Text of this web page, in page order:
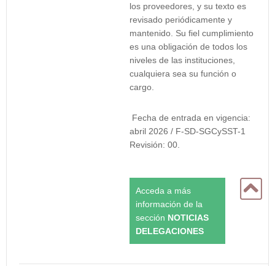
los proveedores, y su texto es
revisado periódicamente y
mantenido. Su fiel cumplimiento
es una obligación de todos los
niveles de las instituciones,
cualquiera sea su función o
cargo.
Fecha de entrada en vigencia:
abril 2026 / F-SD-SGCySST-1
Revisión: 00.
Acceda a más
información de la
sección NOTICIAS
DELEGACIONES